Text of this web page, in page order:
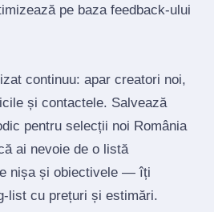
pe baza feedback‑ului
continuu: apar creatori noi,
și contactele. Salvează
pentru selecții noi România
ai nevoie de o listă
nișa și obiectivele — îți
cu prețuri și estimări.